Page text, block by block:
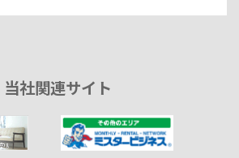
当社関連サイト